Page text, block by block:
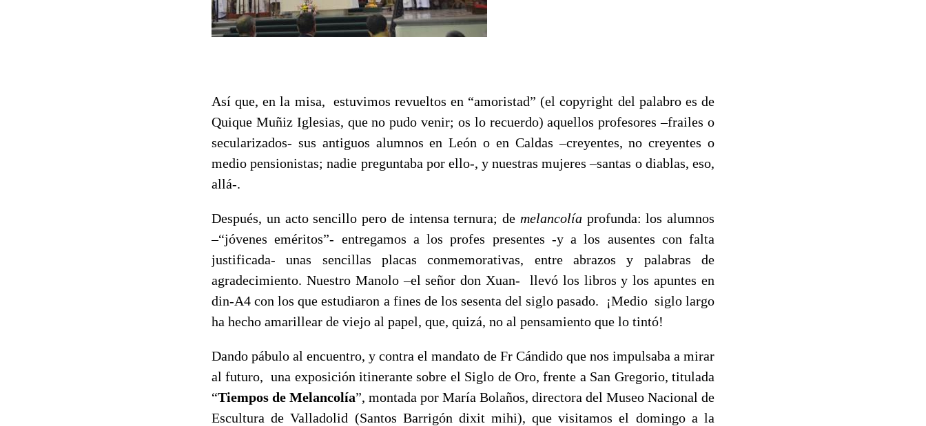
Así que, en la misa, estuvimos revueltos en “amoristad” (el copyright del palabro es de
Quique Muñiz Iglesias, que no pudo venir; os lo recuerdo) aquellos profesores –frailes o
secularizados- sus antiguos alumnos en León o en Caldas –creyentes, no creyentes o
medio pensionistas; nadie preguntaba por ello-, y nuestras mujeres –santas o diablas, eso,
allá-.
Después, un acto sencillo pero de intensa ternura; de melancolíaprofunda: los alumnos
–“jóvenes eméritos”- entregamos a los profes presentes -y a los ausentes con falta
justificada- unas sencillas placas conmemorativas, entre abrazos y palabras de
agradecimiento. Nuestro Manolo –el señor don Xuan- llevó los libros y los apuntes en
din-A4 con los que estudiaron a fines de los sesenta del siglo pasado. ¡Medio siglo largo
ha hecho amarillear de viejo al papel, que, quizá, no al pensamiento que lo tintó!
Dando pábulo al encuentro, y contra el mandato de Fr Cándido que nos impulsaba a mirar
al futuro, una exposición itinerante sobre el Siglo de Oro, frente a San Gregorio, titulada
“Tiempos de Melancolía”, montada por María Bolaños, directora del Museo Nacional de
Escultura de Valladolid (Santos Barrigón dixit mihi), que visitamos el domingo a la